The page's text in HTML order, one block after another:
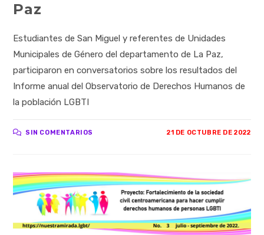
Paz
Estudiantes de San Miguel y referentes de Unidades
Municipales de Género del departamento de La Paz,
participaron en conversatorios sobre los resultados del
Informe anual del Observatorio de Derechos Humanos de
la población LGBTI
SIN COMENTARIOS 21 DE OCTUBRE DE 2022